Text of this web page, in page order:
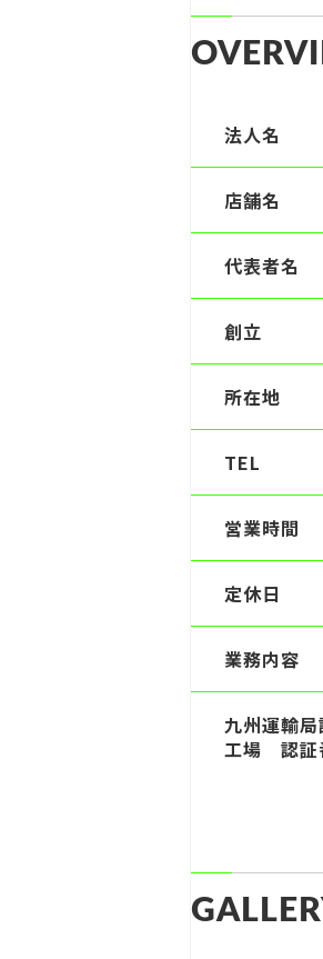
法人名
店舗名
代表者名
創立
所在地
TEL
営業時間
定休日
業務内容
九州運輸
工場 認証